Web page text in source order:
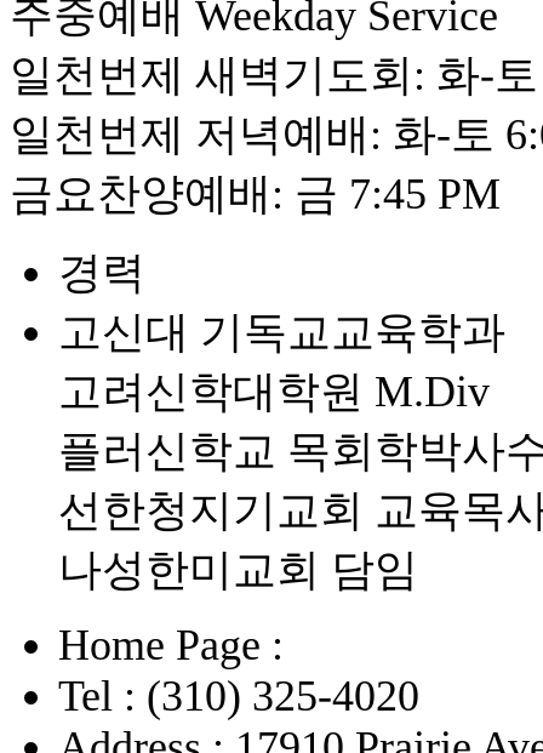
주중예배 Weekday Service
일천번제 새벽기도회: 화-
일천번제 저녁예배: 화-토
​금요찬양예배: 금 7:45 PM
경력
고신대 기독교교육학과
고려신학대학원 M.Div
플러신학교 목회학박사
선한청지기교회 교육목
나성한미교회 담임
Home Page :
Tel : (310) 325-4020